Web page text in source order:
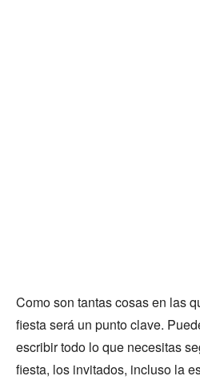
Como son tantas cosas en las
fiesta será un punto clave.
escribir todo lo que necesitas
fiesta, los invitados, incluso la